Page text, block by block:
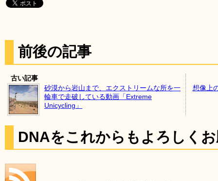
前後の記事
古い記事
砂漠から岩山まで、エクストリームな所を一
輪車で走破している動画「Extreme
Unicycling」
想像上
DNAをこれからもよろしく